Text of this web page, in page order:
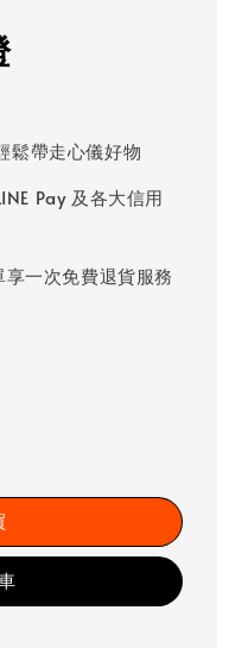
帶走心儀好物
Pay 及各大信用
一次免費退貨服務